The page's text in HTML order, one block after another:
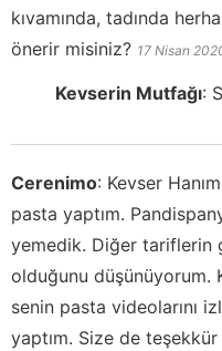
kıvamında, tadında
önerir misiniz? 17 Nisan
Kevserin Mutfağı:
Cerenimo: Kevser
pasta yaptım.
yemedik. Diğer tariflerin
olduğunu düşünüyorum.
senin pasta videolarını
yaptım. Size de